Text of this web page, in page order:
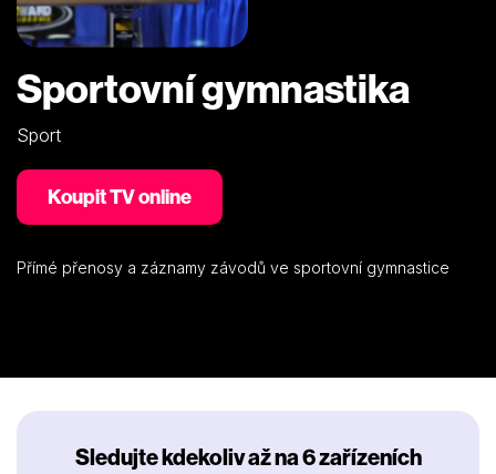
Sportovní gymnastika
Sport
Koupit TV online
Přímé přenosy a záznamy závodů ve sportovní gymnastice
Sledujte kdekoliv až na 6 zařízeních